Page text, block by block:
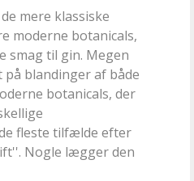
mere klassiske
moderne botanicals,
smag til gin. Megen
på blandinger af både
botanicals, der
fleste tilfælde efter
Nogle lægger den